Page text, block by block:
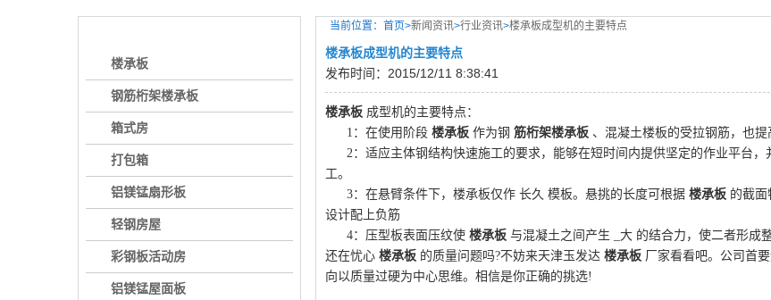
当前位置： 首页>新闻资讯>行业资讯>楼承板成型机的主要特点
楼承板成型机的主要特点
发布时间：2015/12/11 8:38:41
楼承板 成型机的主要特点：
1：在使用阶段 楼承板 作为钢 筋桁架楼承板 、混凝土楼板的受拉钢筋，也
2：适应主体钢结构快速施工的要求，能够在短时间内提供坚定的作业平台，
工。
3：在悬臂条件下，楼承板仅作 长久 模板。悬挑的长度可根据 楼承板 的截面
设计配上负筋
4：压型板表面压纹使 楼承板 与混凝土之间产生 _大 的结合力，使二者形成
还在忧心 楼承板 的质量问题吗?不妨来天津玉发达 楼承板 厂家看看吧。公司首
向以质量过硬为中心思维。相信是你正确的挑选!
楼承板
钢筋桁架楼承板
箱式房
打包箱
铝镁锰扇形板
轻钢房屋
彩钢板活动房
铝镁锰屋面板